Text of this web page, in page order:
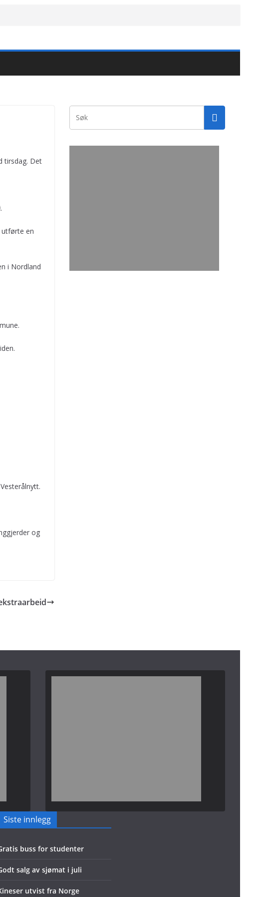
tirsdag. Det
en
i Nordland
og
Siste innlegg
buss for studenter
salg av sjømat i juli
utvist fra Norge